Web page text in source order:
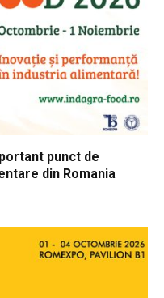
punct de
din Romania